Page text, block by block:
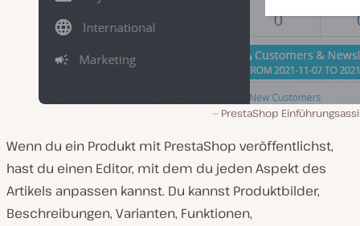
PrestaShop
Wenn du ein Produkt mit PrestaShop veröffentlichst,
hast du einen Editor, mit dem du jeden Aspekt des
Artikels anpassen kannst. Du kannst Produktbilder,
Beschreibungen, Varianten, Funktionen,